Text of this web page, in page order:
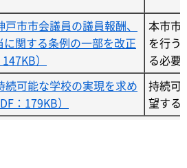
市市会議員の議員報酬、
関する条例の一部を改正
）
本市市
を行う
る必要
可能な学校の実現を求め
：179KB）
持続可
望する